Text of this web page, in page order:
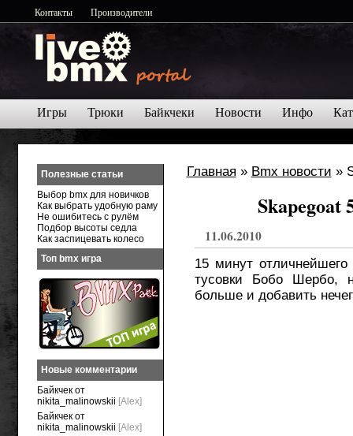
Контакты Производители
Игры Трюки Байкчеки Новости Инфо
Главная » Bmx новости »
11.06.2010
15 минут
тусовки Бобо Шербо,
больше и добавить
Полезные статьи
Выбор bmx для новичков
Как выбрать удобную раму
Не ошибитесь с рулём
Подбор высоты седла
Как заспицевать колесо
Топ bmx игра
Новые комментарии
Байкчек от
nikita_malinowskii [Alex]
Байкчек от
nikita_malinowskii [Alex]